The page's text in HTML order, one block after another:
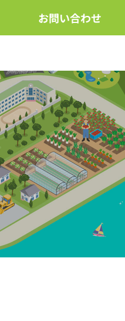
お問い合わせ